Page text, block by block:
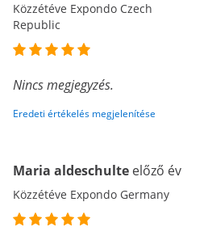
Közzétéve Expondo Czech
Republic
Nincs megjegyzés.
Eredeti értékelés megjelenítése
Maria aldeschulte előző év
Közzétéve Expondo Germany